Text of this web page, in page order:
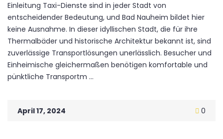
Einleitung Taxi-Dienste sind in jeder Stadt von
entscheidender Bedeutung, und Bad Nauheim bildet hier
keine Ausnahme. In dieser idyllischen Stadt, die für ihre
Thermalbäder und historische Architektur bekannt ist, sind
zuverlässige Transportlösungen unerlässlich. Besucher und
Einheimische gleichermaßen benötigen komfortable und
pünktliche Transportm ...
April 17, 2024 0